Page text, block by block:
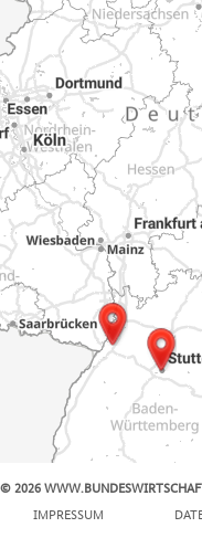
© 2026
IMPRESSUM